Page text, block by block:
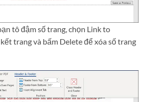
tô đậm số trang, chọn Link to
trang và bấm Delete để xóa số trang